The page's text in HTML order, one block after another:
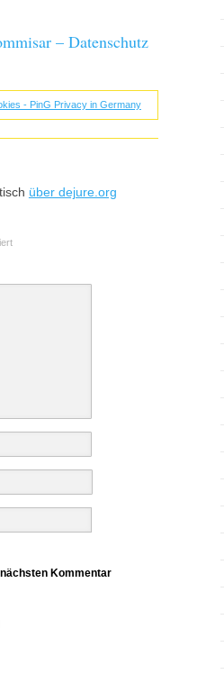
– Datenschutz
- PinG Privacy in Germany
über dejure.org
Kommentar